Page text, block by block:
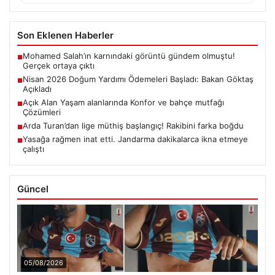
Son Eklenen Haberler
■Mohamed Salah’ın karnındaki görüntü gündem olmuştu!
Gerçek ortaya çıktı
■Nisan 2026 Doğum Yardımı Ödemeleri Başladı: Bakan Göktaş
Açıkladı
■Açık Alan Yaşam alanlarında Konfor ve bahçe mutfağı
Çözümleri
■Arda Turan’dan lige müthiş başlangıç! Rakibini farka boğdu
■Yasağa rağmen inat etti. Jandarma dakikalarca ikna etmeye
çalıştı
Güncel
05/08/2026